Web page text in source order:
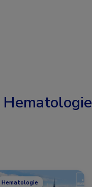
Hematologie
Hematologie